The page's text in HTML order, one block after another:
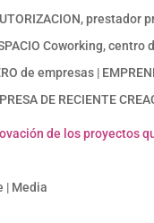
prestador
Coworking, centro
de empresas |
DE RECIENTE
de los proyectos
| Media